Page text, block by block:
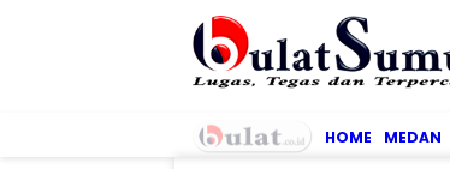
HOME MEDAN